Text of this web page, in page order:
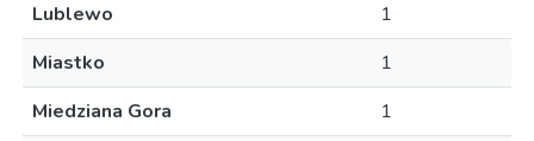
Lublewo
1
Miastko
1
Miedziana Gora
1